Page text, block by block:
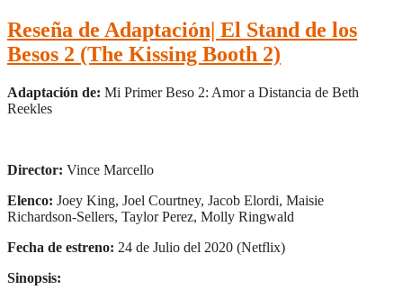
Reseña de Adaptación| El Stand de los
Besos 2 (The Kissing Booth 2)
Adaptación de: Mi Primer Beso 2: Amor a Distancia de Beth
Reekles
Director: Vince Marcello
Elenco: Joey King, Joel Courtney, Jacob Elordi, Maisie
Richardson-Sellers, Taylor Perez, Molly Ringwald
Fecha de estreno: 24 de Julio del 2020 (Netflix)
Sinopsis: